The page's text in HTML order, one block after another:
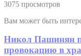
3075 просмотров
Вам может быть
Никол Пашинян
провокацию в